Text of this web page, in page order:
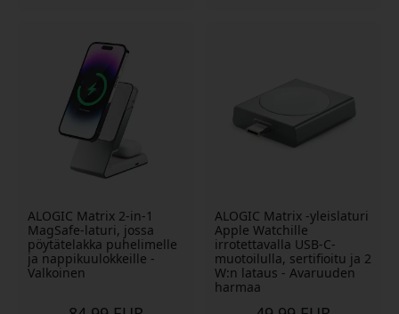
ALOGIC Matrix 2-in-1
MagSafe-laturi, jossa
pöytätelakka puhelimelle
ja nappikuulokkeille -
Valkoinen
ALOGIC Matrix -yleislaturi
Apple Watchille
irrotettavalla USB-C-
muotoilulla, sertifioitu ja 2
W:n lataus - Avaruuden
harmaa